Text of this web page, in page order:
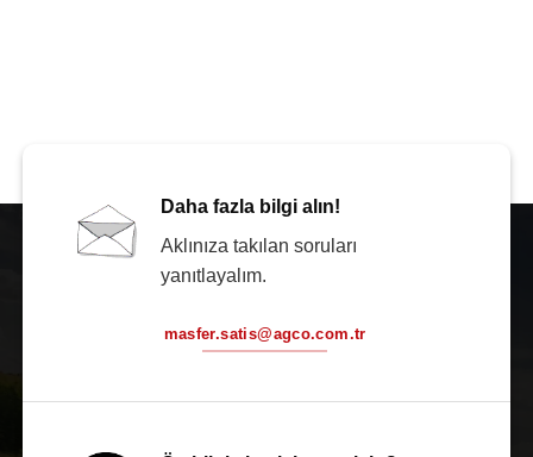
Daha fazla bilgi alın!
Aklınıza takılan soruları
yanıtlayalım.
masfer.satis@agco.com.tr